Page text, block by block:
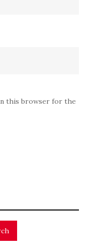
in this browser for the